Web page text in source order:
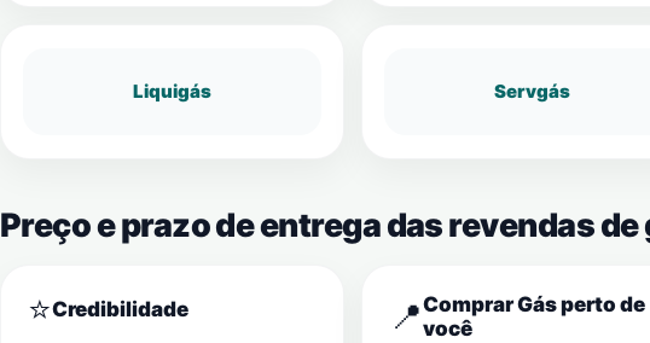
Liquigás Servgás
Preço e prazo de entrega das revendas
⭐Credibilidade 📍Comprar Gás perto de
você